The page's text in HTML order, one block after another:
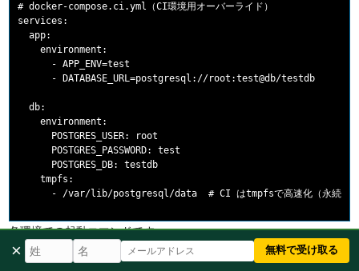
# docker-compose.ci.yml（CI環境用オーバーライド）
services:
  app:
    environment:
      - APP_ENV=test
      - DATABASE_URL=postgresql://root:test@db/testdb
  db:
    environment:
      POSTGRES_USER: root
      POSTGRES_PASSWORD: test
      POSTGRES_DB: testdb
    tmpfs:
各環境での起動コマンドです。
× 無料で受け取る